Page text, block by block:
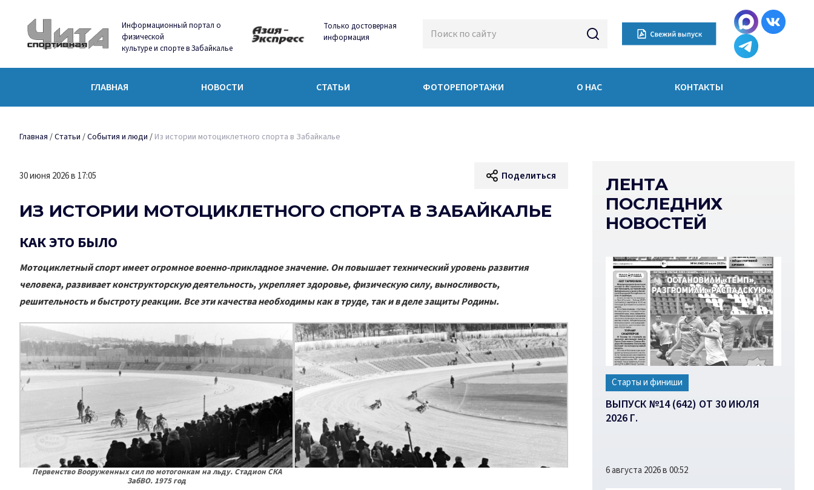
Информационный портал о
физической
культуре и спорте в Забайкалье
Только достоверная
информация
ГЛАВНАЯ НОВОСТИ СТАТЬИ ФОТОРЕПОРТАЖИ О НАС КОНТАКТЫ
Главная /Статьи /События и люди / Из истории мотоциклетного спорта в Забайкалье
30 июня 2026 в 17:05 Поделиться
ИЗ ИСТОРИИ МОТОЦИКЛЕТНОГО СПОРТА В ЗАБАЙКАЛЬЕ
КАК ЭТО БЫЛО
Мотоциклетный спорт имеет огромное военно-прикладное значение. Он повышает технический уровень развития
человека, развивает конструкторскую деятельность, укрепляет здоровье, физическую силу, выносливость,
решительность и быстроту реакции. Все эти качества необходимы как в труде, так и в деле защиты Родины.
Первенство Вооруженных сил по мотогонкам на льду. Стадион СКА
ЗабВО. 1975 год
ЛЕНТА
ПОСЛЕДНИХ
НОВОСТЕЙ
Старты и финиши
ВЫПУСК №14 (642) ОТ 30 ИЮЛЯ
2026 Г.
6 августа 2026 в 00:52